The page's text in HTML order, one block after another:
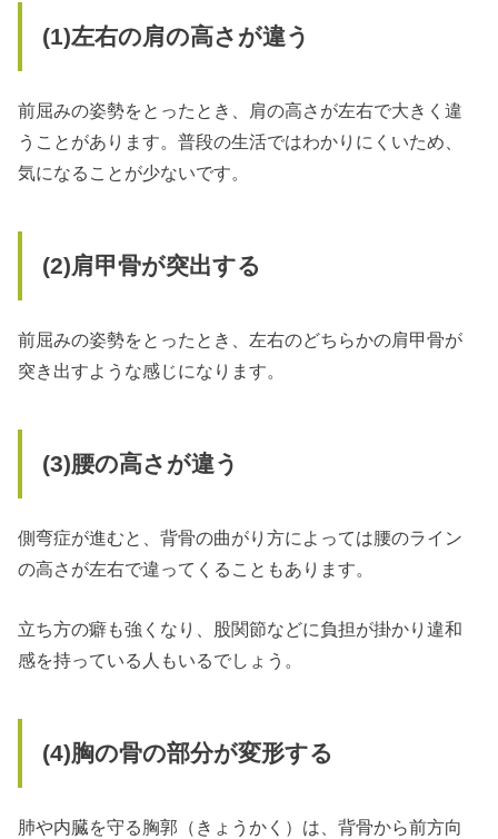
(1)左右の肩の高さが違う
前屈みの姿勢をとったとき、肩の高さが左右で大きく違
うことがあります。普段の生活ではわかりにくいため、
気になることが少ないです。
(2)肩甲骨が突出する
前屈みの姿勢をとったとき、左右のどちらかの肩甲骨が
突き出すような感じになります。
(3)腰の高さが違う
側弯症が進むと、背骨の曲がり方によっては腰のライン
の高さが左右で違ってくることもあります。
立ち方の癖も強くなり、股関節などに負担が掛かり違和
感を持っている人もいるでしょう。
(4)胸の骨の部分が変形する
肺や内臓を守る胸郭（きょうかく）は、背骨から前方向